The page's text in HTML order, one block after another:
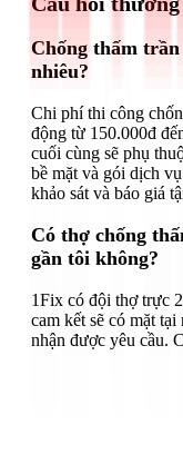
Chống thấm
nhiêu?
Chi phí thi công
động từ 150.000đ
cuối cùng sẽ phụ
bề mặt và gói dịch
khảo sát và báo giá
Có thợ chống
gần tôi không?
1Fix có đội thợ trực
cam kết sẽ có mặt
nhận được yêu cầu.